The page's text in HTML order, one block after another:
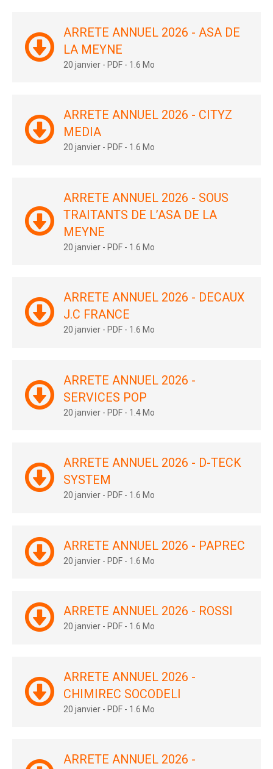
ARRETE ANNUEL 2026 - ASA DE
LA MEYNE
20 janvier - PDF - 1.6 Mo
ARRETE ANNUEL 2026 - CITYZ
MEDIA
20 janvier - PDF - 1.6 Mo
ARRETE ANNUEL 2026 - SOUS
TRAITANTS DE L’ASA DE LA
MEYNE
20 janvier - PDF - 1.6 Mo
ARRETE ANNUEL 2026 - DECAUX
J.C FRANCE
20 janvier - PDF - 1.6 Mo
ARRETE ANNUEL 2026 -
SERVICES POP
20 janvier -PDF - 1.4 Mo
ARRETE ANNUEL 2026 - D-TECK
SYSTEM
20 janvier - PDF - 1.6 Mo
ARRETE ANNUEL 2026 - PAPREC
20 janvier -PDF - 1.6 Mo
ARRETE ANNUEL 2026 - ROSSI
20 janvier - PDF - 1.6 Mo
ARRETE ANNUEL 2026 -
CHIMIREC SOCODELI
20 janvier -PDF - 1.6 Mo
ARRETE ANNUEL 2026 -